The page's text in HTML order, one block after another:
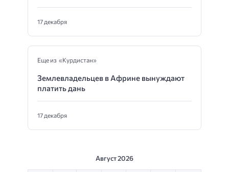
17 декабря
Еще из «Курдистан»
Землевладельцев в Африне вынуждают
платить дань
17 декабря
Август 2026